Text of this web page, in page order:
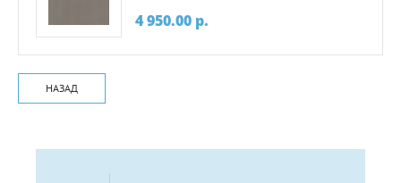
4 950.00 p.
НАЗАД